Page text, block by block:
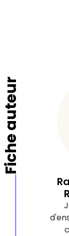
Fiche auteur